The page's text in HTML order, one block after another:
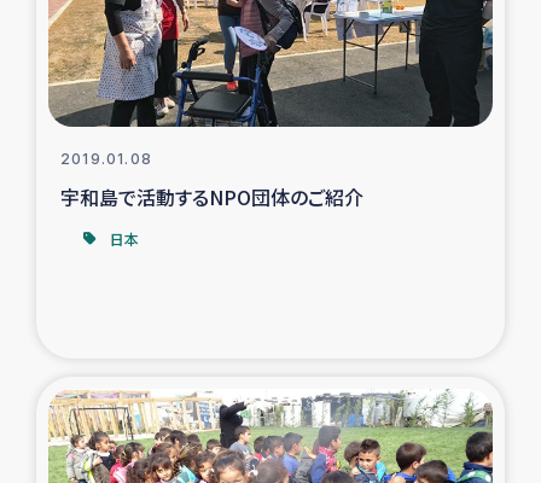
ガザ地区における被災住民への緊急支援
ガザ地区酪農を通した女性グループの生計支援
ふりかけ普及と食生活改善による栄養改善事業
フェアトレード事業
民際教育
食べる
2019.01.08
宇和島で活動するNPO団体のご紹介
日本